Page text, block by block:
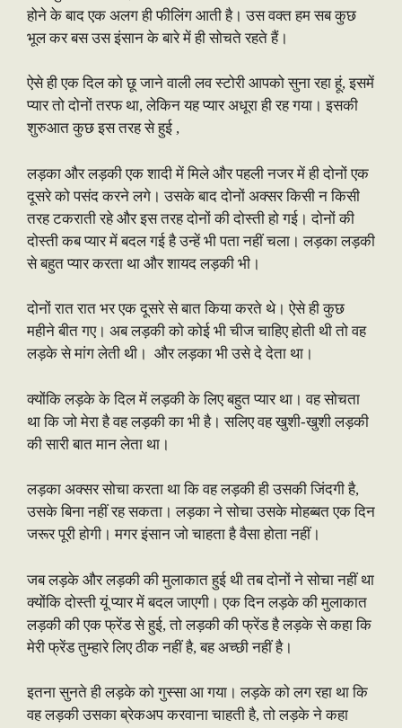
होने के बाद एक अलग ही फीलिंग आती है। उस वक्त हम सब कुछ
भूल कर बस उस इंसान के बारे में ही सोचते रहते हैं।
ऐसे ही एक दिल को छू जाने वाली लव स्टोरी आपको सुना रहा हूं, इसमें
प्यार तो दोनों तरफ था, लेकिन यह प्यार अधूरा ही रह गया। इसकी
शुरुआत कुछ इस तरह से हुई ,
लड़का और लड़की एक शादी में मिले और पहली नजर में ही दोनों एक
दूसरे को पसंद करने लगे। उसके बाद दोनों अक्सर किसी न किसी
तरह टकराती रहे और इस तरह दोनों की दोस्ती हो गई। दोनों की
दोस्ती कब प्यार में बदल गई है उन्हें भी पता नहीं चला। लड़का लड़की
से बहुत प्यार करता था और शायद लड़की भी।
दोनों रात रात भर एक दूसरे से बात किया करते थे। ऐसे ही कुछ
महीने बीत गए। अब लड़की को कोई भी चीज चाहिए होती थी तो वह
लड़के से मांग लेती थी। और लड़का भी उसे दे देता था।
क्योंकि लड़के के दिल में लड़की के लिए बहुत प्यार था। वह सोचता
था कि जो मेरा है वह लड़की का भी है। सलिए वह खुशी-खुशी लड़की
की सारी बात मान लेता था।
लड़का अक्सर सोचा करता था कि वह लड़की ही उसकी जिंदगी है,
उसके बिना नहीं रह सकता। लड़का ने सोचा उसके मोहब्बत एक दिन
जरूर पूरी होगी। मगर इंसान जो चाहता है वैसा होता नहीं।
जब लड़के और लड़की की मुलाकात हुई थी तब दोनों ने सोचा नहीं था
क्योंकि दोस्ती यूं प्यार में बदल जाएगी। एक दिन लड़के की मुलाकात
लड़की की एक फ्रेंड से हुई, तो लड़की की फ्रेंड है लड़के से कहा कि
मेरी फ्रेंड तुम्हारे लिए ठीक नहीं है, बह अच्छी नहीं है।
इतना सुनते ही लड़के को गुस्सा आ गया। लड़के को लग रहा था कि
वह लड़की उसका ब्रेकअप करवाना चाहती है, तो लड़के ने कहा